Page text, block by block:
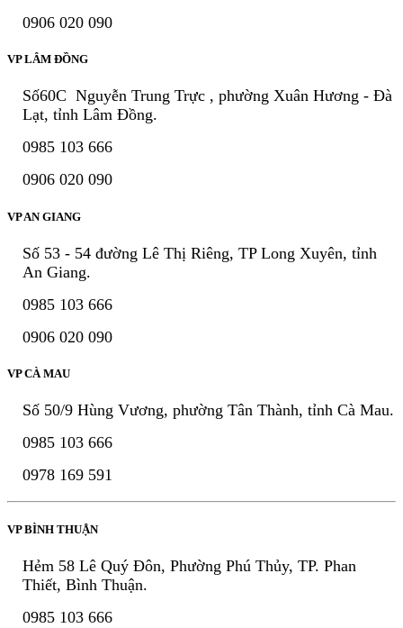
0906 020 090
VP LÂM ĐỒNG
Số60C Nguyễn Trung Trực , phường Xuân Hương - Đà
Lạt, tỉnh Lâm Đồng.
0985 103 666
0906 020 090
VP AN GIANG
Số 53 - 54 đường Lê Thị Riêng, TP Long Xuyên, tỉnh
An Giang.
0985 103 666
0906 020 090
VP CÀ MAU
Số 50/9 Hùng Vương, phường Tân Thành, tỉnh Cà Mau.
0985 103 666
0978 169 591
VP BÌNH THUẬN
Hẻm 58 Lê Quý Đôn, Phường Phú Thủy, TP. Phan
Thiết, Bình Thuận.
0985 103 666